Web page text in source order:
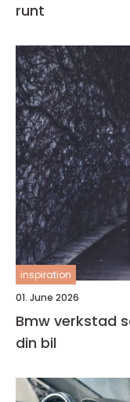
runt
inspiration
01. June 2026
Bmw verkstad så väljer du rätt partner för
din bil